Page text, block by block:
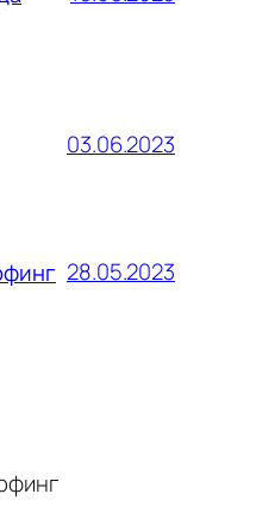
03.06.2023
28.05.2023